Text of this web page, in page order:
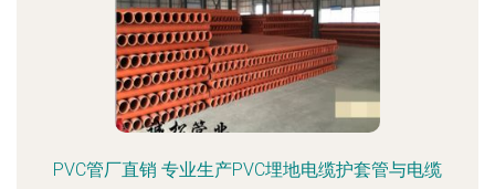
PVC管厂直销 专业生产PVC埋地电缆护套管与电缆